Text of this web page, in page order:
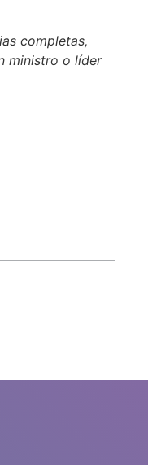
completas,
ministro o líder